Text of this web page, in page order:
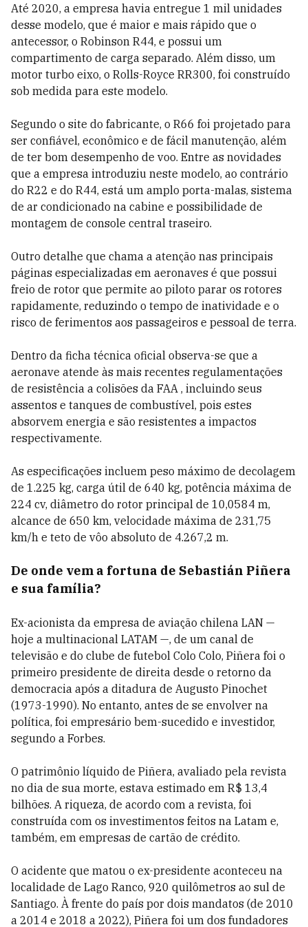
Até 2020, a empresa havia entregue 1 mil unidades
desse modelo, que é maior e mais rápido que o
antecessor, o Robinson R44, e possui um
compartimento de carga separado. Além disso, um
motor turbo eixo, o Rolls-Royce RR300, foi construído
sob medida para este modelo.
Segundo o site do fabricante, o R66 foi projetado para
ser confiável, econômico e de fácil manutenção, além
de ter bom desempenho de voo. Entre as novidades
que a empresa introduziu neste modelo, ao contrário
do R22 e do R44, está um amplo porta-malas, sistema
de ar condicionado na cabine e possibilidade de
montagem de console central traseiro.
Outro detalhe que chama a atenção nas principais
páginas especializadas em aeronaves é que possui
freio de rotor que permite ao piloto parar os rotores
rapidamente, reduzindo o tempo de inatividade e o
risco de ferimentos aos passageiros e pessoal de terra.
Dentro da ficha técnica oficial observa-se que a
aeronave atende às mais recentes regulamentações
de resistência a colisões da FAA , incluindo seus
assentos e tanques de combustível, pois estes
absorvem energia e são resistentes a impactos
respectivamente.
As especificações incluem peso máximo de decolagem
de 1.225 kg, carga útil de 640 kg, potência máxima de
224 cv, diâmetro do rotor principal de 10,0584 m,
alcance de 650 km, velocidade máxima de 231,75
km/h e teto de vôo absoluto de 4.267,2 m.
De onde vem a fortuna de Sebastián Piñera
e sua família?
Ex-acionista da empresa de aviação chilena LAN —
hoje a multinacional LATAM —, de um canal de
televisão e do clube de futebol Colo Colo, Piñera foi o
primeiro presidente de direita desde o retorno da
democracia após a ditadura de Augusto Pinochet
(1973-1990). No entanto, antes de se envolver na
política, foi empresário bem-sucedido e investidor,
segundo a Forbes.
O patrimônio líquido de Piñera, avaliado pela revista
no dia de sua morte, estava estimado em R$ 13,4
bilhões. A riqueza, de acordo com a revista, foi
construída com os investimentos feitos na Latam e,
também, em empresas de cartão de crédito.
O acidente que matou o ex-presidente aconteceu na
localidade de Lago Ranco, 920 quilômetros ao sul de
Santiago. À frente do país por dois mandatos (de 2010
a 2014 e 2018 a 2022), Piñera foi um dos fundadores